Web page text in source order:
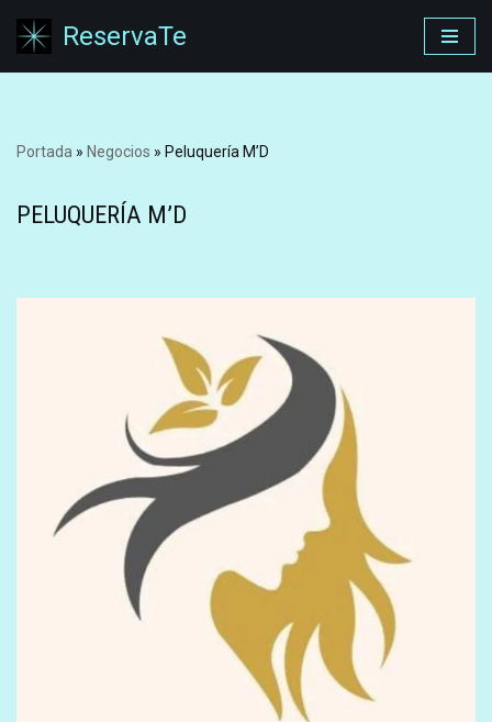
Saltar
ReservaTe
Portada » Negocios » Peluquería M’D
PELUQUERÍA M’D